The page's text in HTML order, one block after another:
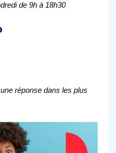
de 9h à 18h30
réponse dans les plus